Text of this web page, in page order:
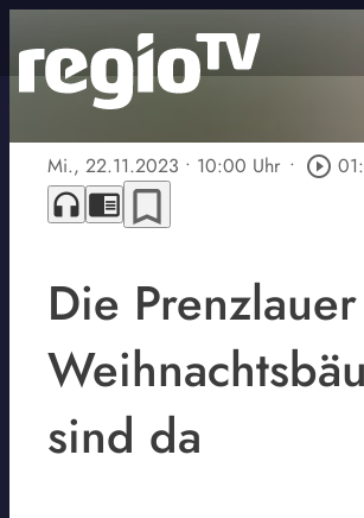
Mi., 22.11.2023 • 10:00 Uhr • play_circle_outline
headphones chrome_reader_mode bookmark_border
Die Prenzlauer
sind da